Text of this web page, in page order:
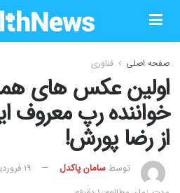
صفحه اصلی فناوری
اولین عکس های
خواننده رپ معروف
از رضا پورش!
توسطسامان پاکدل
۱۹ فروردین ۱۴۰۳